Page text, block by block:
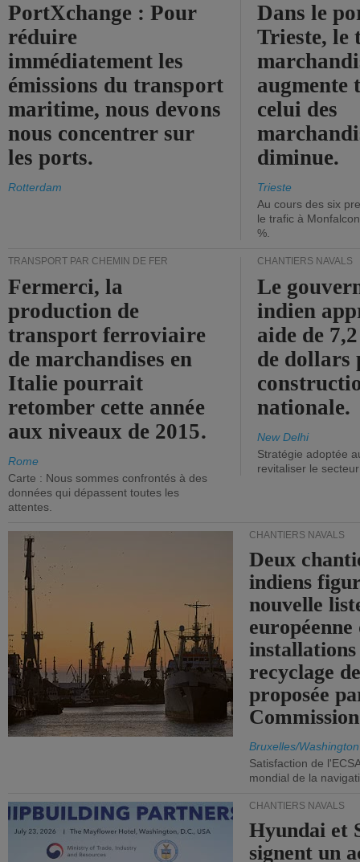
PortXchange : Pour
réduire
immédiatement les
émissions du transport
maritime, nous devons
nous concentrer sur
les ports.
Rotterdam
Dans le
Trieste, le
augmente
celui des
diminue.
Trieste
Au cours des six
le trafic à
%.
TRANSPORT PAR CHEMIN DE FER
Fermerci, la
production de
transport ferroviaire
de marchandises en
Italie pourrait
retomber cette année
aux niveaux de 2015.
Rome
Carte : Nous sommes confrontés à des
données qui dépassent toutes les
attentes.
CHANTIERS NAVALS
Le
indien
aide de
de dollars
nationale.
New Delhi
Stratégie adoptée
revitaliser le secteur
CHANTIERS NAVALS
Deux
indiens
nouvelle
européenne
installations
recyclage
proposée
Bruxelles/Washington
Satisfaction de
mondial de la
CHANTIERS NAVALS
Hyundai et
signent un